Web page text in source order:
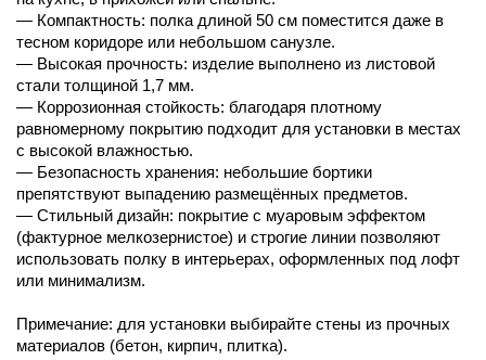
— Компактность: полка длиной 50 см поместится даже в
тесном коридоре или небольшом санузле.
— Высокая прочность: изделие выполнено из листовой
стали толщиной 1,7 мм.
— Коррозионная стойкость: благодаря плотному
равномерному покрытию подходит для установки в местах
с высокой влажностью.
— Безопасность хранения: небольшие бортики
препятствуют выпадению размещённых предметов.
— Стильный дизайн: покрытие с муаровым эффектом
(фактурное мелкозернистое) и строгие линии позволяют
использовать полку в интерьерах, оформленных под лофт
или минимализм.
Примечание: для установки выбирайте стены из прочных
материалов (бетон, кирпич, плитка).